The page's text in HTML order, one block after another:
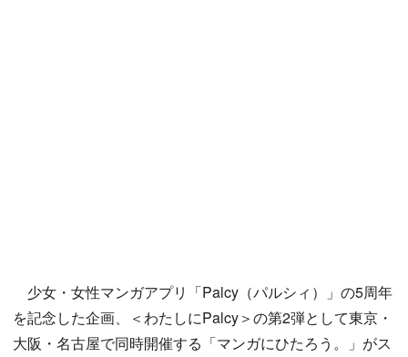
少女・女性マンガアプリ「Palcy（パルシィ）」の5周年
を記念した企画、＜わたしにPalcy＞の第2弾として東京・
大阪・名古屋で同時開催する「マンガにひたろう。」がス